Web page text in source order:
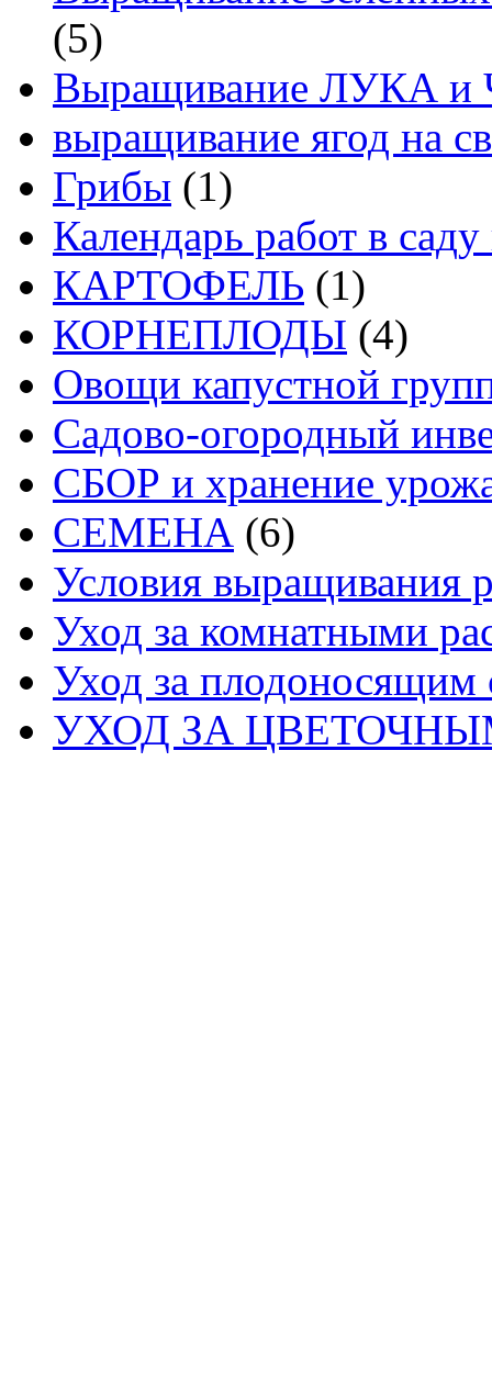
(5)
Выращивание ЛУКА
выращивание ягод на
Грибы (1)
Календарь работ в
КАРТОФЕЛЬ (1)
КОРНЕПЛОДЫ (4)
Овощи капустной
Садово-огородный
СБОР и хранение
СЕМЕНА (6)
Условия выращивания
Уход за комнатными
Уход за плодоносящим
УХОД ЗА